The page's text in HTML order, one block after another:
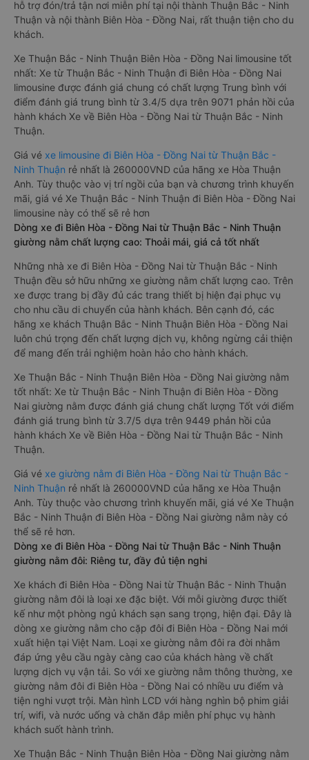
hỗ trợ đón/trả tận nơi miễn phí tại nội thành Thuận Bắc - Ninh
Thuận và nội thành Biên Hòa - Đồng Nai, rất thuận tiện cho du
khách.
Xe Thuận Bắc - Ninh Thuận Biên Hòa - Đồng Nai limousine tốt
nhất: Xe từ Thuận Bắc - Ninh Thuận đi Biên Hòa - Đồng Nai
limousine được đánh giá chung có chất lượng Trung bình với
điểm đánh giá trung bình từ 3.4/5 dựa trên 9071 phản hồi của
hành khách Xe về Biên Hòa - Đồng Nai từ Thuận Bắc - Ninh
Thuận.
Giá vé xe limousine đi Biên Hòa - Đồng Nai từ Thuận Bắc -
Ninh Thuận rẻ nhất là 260000VND của hãng xe Hòa Thuận
Anh. Tùy thuộc vào vị trí ngồi của bạn và chương trình khuyến
mãi, giá vé Xe Thuận Bắc - Ninh Thuận đi Biên Hòa - Đồng Nai
limousine này có thể sẽ rẻ hơn
Dòng xe đi Biên Hòa - Đồng Nai từ Thuận Bắc - Ninh Thuận
giường nằm chất lượng cao: Thoải mái, giá cả tốt nhất
Những nhà xe đi Biên Hòa - Đồng Nai từ Thuận Bắc - Ninh
Thuận đều sở hữu những xe giường nằm chất lượng cao. Trên
xe được trang bị đầy đủ các trang thiết bị hiện đại phục vụ
cho nhu cầu di chuyển của hành khách. Bên cạnh đó, các
hãng xe khách Thuận Bắc - Ninh Thuận Biên Hòa - Đồng Nai
luôn chú trọng đến chất lượng dịch vụ, không ngừng cải thiện
để mang đến trải nghiệm hoàn hảo cho hành khách.
Xe Thuận Bắc - Ninh Thuận Biên Hòa - Đồng Nai giường nằm
tốt nhất: Xe từ Thuận Bắc - Ninh Thuận đi Biên Hòa - Đồng
Nai giường nằm được đánh giá chung chất lượng Tốt với điểm
đánh giá trung bình từ 3.7/5 dựa trên 9449 phản hồi của
hành khách Xe về Biên Hòa - Đồng Nai từ Thuận Bắc - Ninh
Thuận.
Giá vé xe giường nằm đi Biên Hòa - Đồng Nai từ Thuận Bắc -
Ninh Thuận rẻ nhất là 260000VND của hãng xe Hòa Thuận
Anh. Tùy thuộc vào chương trình khuyến mãi, giá vé Xe Thuận
Bắc - Ninh Thuận đi Biên Hòa - Đồng Nai giường nằm này có
thể sẽ rẻ hơn.
Dòng xe đi Biên Hòa - Đồng Nai từ Thuận Bắc - Ninh Thuận
giường nằm đôi: Riêng tư, đầy đủ tiện nghi
Xe khách đi Biên Hòa - Đồng Nai từ Thuận Bắc - Ninh Thuận
giường nằm đôi là loại xe đặc biệt. Với mỗi giường được thiết
kế như một phòng ngủ khách sạn sang trọng, hiện đại. Đây là
dòng xe giường nằm cho cặp đôi đi Biên Hòa - Đồng Nai mới
xuất hiện tại Việt Nam. Loại xe giường nằm đôi ra đời nhằm
đáp ứng yêu cầu ngày càng cao của khách hàng về chất
lượng dịch vụ vận tải. So với xe giường nằm thông thường, xe
giường nằm đôi đi Biên Hòa - Đồng Nai có nhiều ưu điểm và
tiện nghi vượt trội. Màn hình LCD với hàng nghìn bộ phim giải
trí, wifi, và nước uống và chăn đắp miễn phí phục vụ hành
khách suốt hành trình.
Xe Thuận Bắc - Ninh Thuận Biên Hòa - Đồng Nai giường nằm